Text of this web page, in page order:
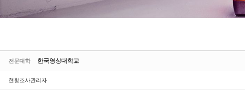
전문대학 한국영상대학교
현황조사관리자